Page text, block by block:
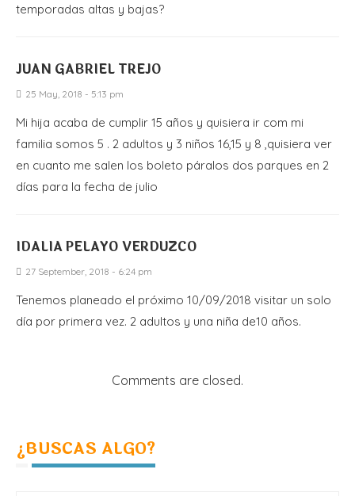
temporadas altas y bajas?
JUAN GABRIEL TREJO
25 May, 2018 - 5:13 pm
Mi hija acaba de cumplir 15 años y quisiera ir com mi
familia somos 5 . 2 adultos y 3 niños 16,15 y 8 ,quisiera ver
en cuanto me salen los boleto páralos dos parques en 2
días para la fecha de julio
IDALIA PELAYO VERDUZCO
27 September, 2018 - 6:24 pm
Tenemos planeado el próximo 10/09/2018 visitar un solo
día por primera vez. 2 adultos y una niña de10 años.
Comments are closed.
¿BUSCAS ALGO?